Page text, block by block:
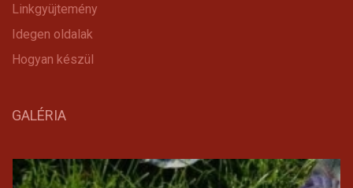
Linkgyüjtemény
Idegen oldalak
Hogyan készül
GALÉRIA